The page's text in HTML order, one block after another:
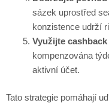
sázek uprostřed
konzistence udrží
Využijte
kompenzována
aktivní účet.
Tato strategie pomáhají